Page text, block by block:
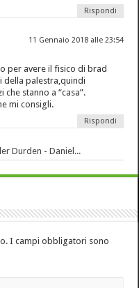
Rispondi
11 Gennaio 2018 alle 23:54
per avere il fisico di brad
della palestra,quindi
stanno a “casa”.
mi consigli.
Rispondi
Durden - Daniel...
I campi obbligatori sono